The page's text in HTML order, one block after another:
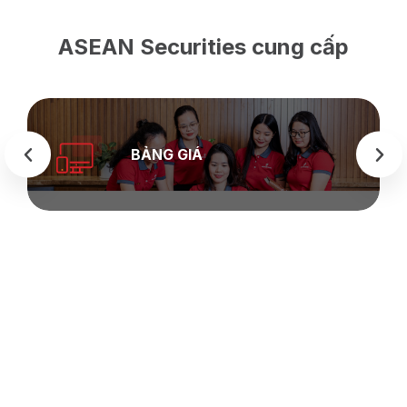
ASEAN Securities cung cấp
BẢNG GIÁ